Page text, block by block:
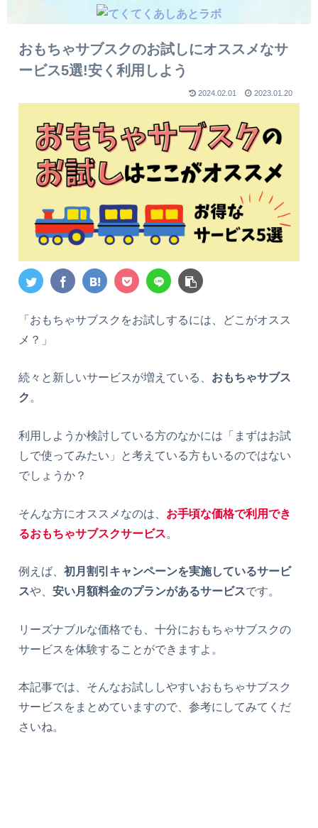
おもちゃサブスクのお試しにオススメなサ
ービス5選!安く利用しよう
2024.02.01 2023.01.20
「おもちゃサブスクをお試しするには、どこがオスス
メ？」
続々と新しいサービスが増えている、 おもちゃサブス
ク 。
利用しようか検討している方のなかには「まずはお試
しで使ってみたい」と考えている方もいるのではない
でしょうか？
そんな方にオススメなのは、 お手頃な価格で利用でき
るおもちゃサブスクサービス。
例えば、 初月割引キャンペーンを実施しているサービ
スや、 安い月額料金のプランがあるサービスです。
リーズナブルな価格でも、十分におもちゃサブスクの
サービスを体験することができますよ。
本記事では、そんなお試ししやすいおもちゃサブスク
サービスをまとめていますので、参考にしてみてくだ
さいね。